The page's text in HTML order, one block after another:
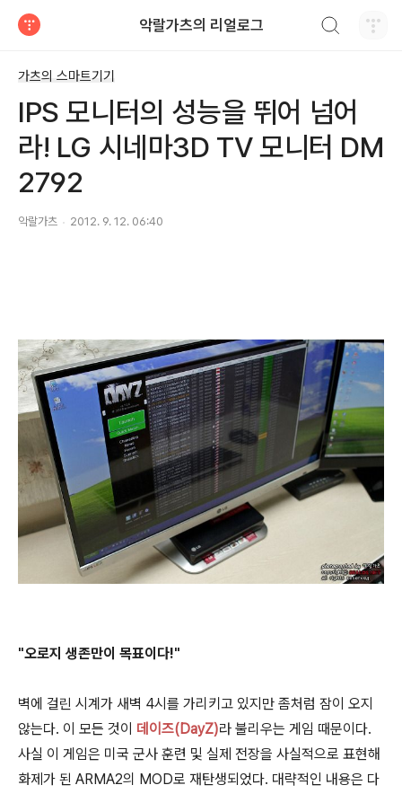
악랄가츠의 리얼로그
가츠의 스마트기기
IPS 모니터의 성능을 뛰어 넘어
라! LG 시네마3D TV 모니터 DM
2792
악랄가츠 2012. 9. 12. 06:40
"오로지 생존만이 목표이다!"
벽에 걸린 시계가 새벽 4시를 가리키고 있지만 좀처럼 잠이 오지
않는다. 이 모든 것이 데이즈(DayZ)라 불리우는 게임 때문이다.
사실 이 게임은 미국 군사 훈련 및 실제 전장을 사실적으로 표현해
화제가 된 ARMA2의 MOD로 재탄생되었다. 대략적인 내용은 다